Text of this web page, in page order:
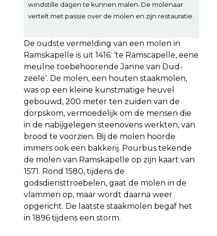
windstille dagen te kunnen malen. De molenaar
vertelt met passie over de molen en zijn restauratie.
De oudste vermelding van een molen in
Ramskapelle is uit 1416: ‘te Ramscapelle, eene
meulne toebehoo­rende Janne van Dud­
zeele’. De molen, een houten staakmolen,
was op een kleine kunstmatige heuvel
gebouwd, 200 meter ten zuiden van de
dorpskom, vermoede­lijk om de mensen die
in de nabijgelegen steenovens werkten, van
brood te voorzien. Bij de molen hoorde
immers ook een bakke­rij. Pourbus tekende
de molen van Ramskapelle op zijn kaart van
1571. Rond 1580, tijdens de
godsdiensttroebelen, gaat de molen in de
vlammen op, maar wordt daarna weer
opgericht. De laatste staakmolen begaf het
in 1896 tijdens een storm.